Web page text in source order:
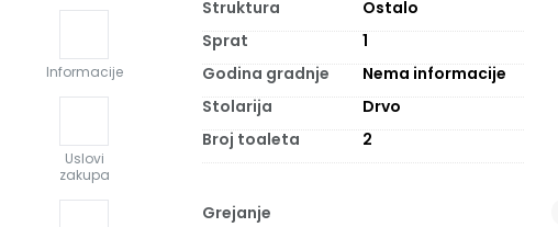
Informacije
Uslovi
zakupa
Struktura Ostalo
Sprat
1
Godina gradnje
Nema informacije
Stolarija
Drvo
Broj toaleta
2
Grejanje